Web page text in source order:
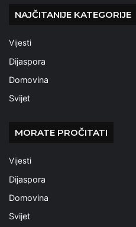
NAJČITANIJE KATEGORIJE
Vijesti
Dijaspora
Domovina
Svijet
MORATE PROČITATI
Vijesti
Dijaspora
Domovina
Svijet